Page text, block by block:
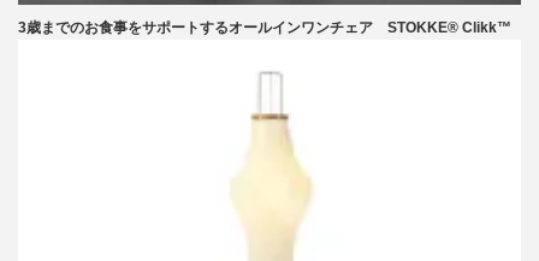
3歳までのお食事をサポートするオールインワンチェア STOKKE® Clikk™